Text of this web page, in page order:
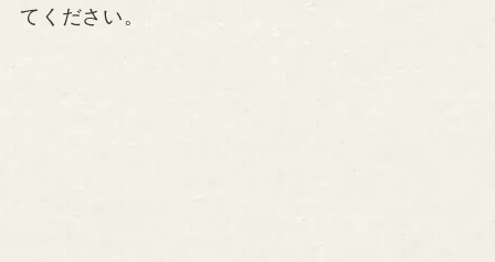
てください。